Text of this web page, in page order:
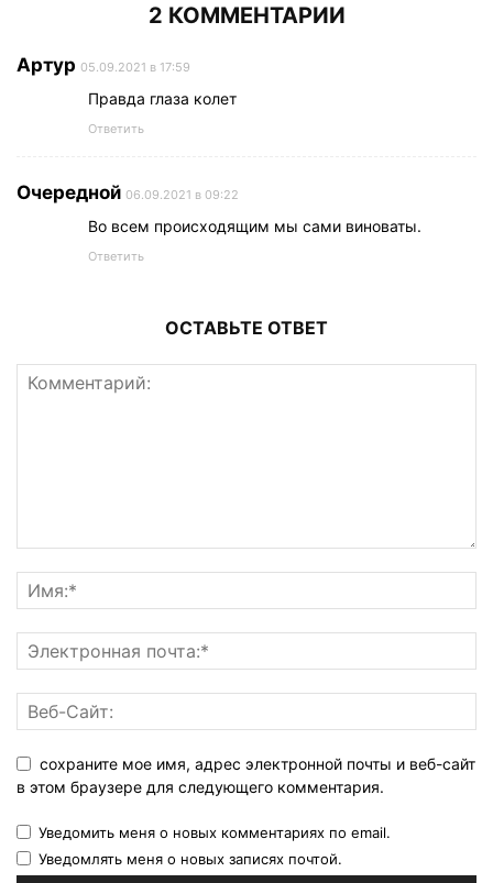
2 КОММЕНТАРИИ
Артур 05.09.2021 в 17:59
Правда глаза колет
Ответить
Очередной 06.09.2021 в 09:22
Во всем происходящим мы сами виноваты.
Ответить
ОСТАВЬТЕ ОТВЕТ
сохраните мое имя, адрес электронной почты и веб-сайт
в этом браузере для следующего комментария.
Уведомить меня о новых комментариях по email.
Уведомлять меня о новых записях почтой.